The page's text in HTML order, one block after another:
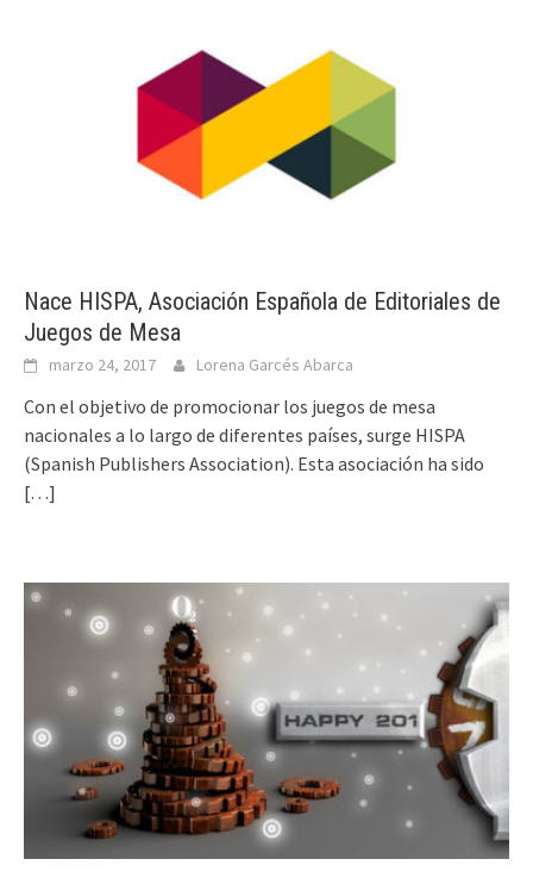
Nace HISPA, Asociación Española de Editoriales de
Juegos de Mesa
marzo 24, 2017 Lorena Garcés Abarca
Con el objetivo de promocionar los juegos de mesa
nacionales a lo largo de diferentes países, surge HISPA
(Spanish Publishers Association). Esta asociación ha sido
[…]